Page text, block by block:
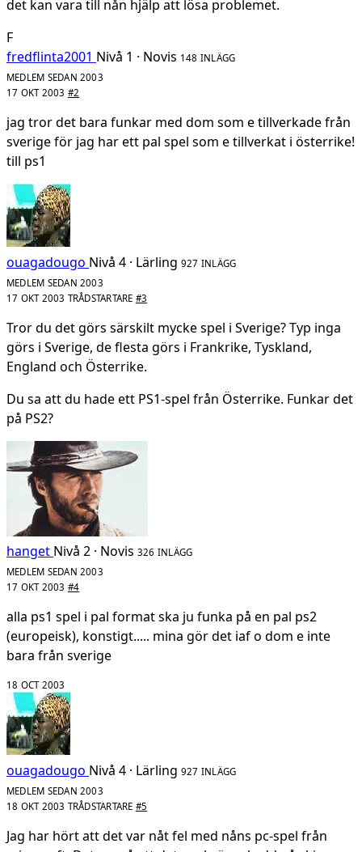
det kan vara till nån hjälp att lösa problemet.
F
fredflinta2001 Nivå 1 · Novis 148 INLÄGG
MEDLEM SEDAN 2003
17 OKT 2003 #2
jag tror det bara funkar med dom som e tillverkade från
sverige för jag har ett pal spel som e tillverkat i österrike!
till ps1
ouagadougo Nivå 4 · Lärling 927 INLÄGG
MEDLEM SEDAN 2003
17 OKT 2003 TRÅDSTARTARE #3
Tror du det görs särskilt mycke spel i Sverige? Typ inga
görs i Sverige, de flesta görs i Frankrike, Tyskland,
England och Österrike.
Du sa att du hade ett PS1-spel från Österrike. Funkar det
på PS2?
hanget Nivå 2 · Novis 326 INLÄGG
MEDLEM SEDAN 2003
17 OKT 2003 #4
alla ps1 spel i pal format ska ju funka på en pal ps2
(europeisk), konstigt..... mina gör det iaf o dom e inte
bara från sverige
18 OCT 2003
ouagadougo Nivå 4 · Lärling 927 INLÄGG
MEDLEM SEDAN 2003
18 OKT 2003 TRÅDSTARTARE #5
Jag har hört att det var nåt fel med nåns pc-spel från